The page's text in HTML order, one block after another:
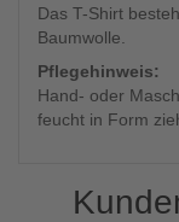
Das T-Shirt
Baumwolle.
Pflegehinweis:
Hand- oder
feucht in Form